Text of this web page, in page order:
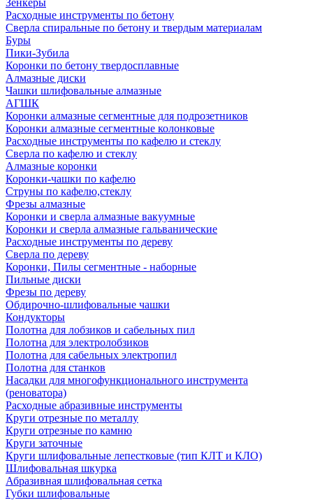
Зенкеры
Расходные инструменты по бетону
Сверла спиральные по бетону и твердым материалам
Буры
Пики-Зубила
Коронки по бетону твердосплавные
Алмазные диски
Чашки шлифовальные алмазные
АГШК
Коронки алмазные сегментные для подрозетников
Коронки алмазные сегментные колонковые
Расходные инструменты по кафелю и стеклу
Сверла по кафелю и стеклу
Алмазные коронки
Коронки-чашки по кафелю
Струны по кафелю,стеклу
Фрезы алмазные
Коронки и сверла алмазные вакуумные
Коронки и сверла алмазные гальванические
Расходные инструменты по дереву
Сверла по дереву
Коронки, Пилы сегментные - наборные
Пильные диски
Фрезы по дереву
Обдирочно-шлифовальные чашки
Кондукторы
Полотна для лобзиков и сабельных пил
Полотна для электролобзиков
Полотна для сабельных электропил
Полотна для станков
Насадки для многофункционального инструмента
(реноватора)
Расходные абразивные инструменты
Круги отрезные по металлу
Круги отрезные по камню
Круги заточные
Круги шлифовальные лепестковые (тип КЛТ и КЛО)
Шлифовальная шкурка
Абразивная шлифовальная сетка
Губки шлифовальные